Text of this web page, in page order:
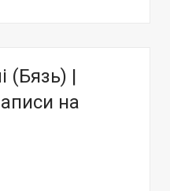
(Бязь) |
на